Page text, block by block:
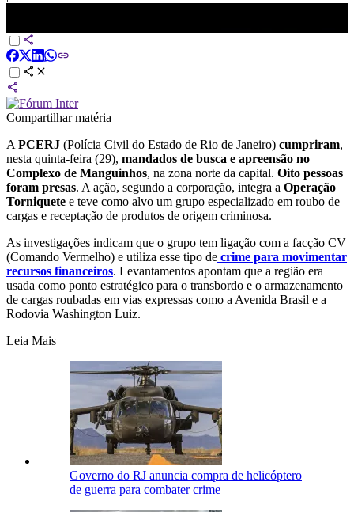
Compartilhar matéria
A PCERJ (Polícia Civil do Estado de Rio de Janeiro) cumpriram,
nesta quinta-feira (29), mandados de busca e apreensão no
Complexo de Manguinhos, na zona norte da capital. Oito pessoas
foram presas. A ação, segundo a corporação, integra a Operação
Torniquete e teve como alvo um grupo especializado em roubo de
cargas e receptação de produtos de origem criminosa.
As investigações indicam que o grupo tem ligação com a facção CV
(Comando Vermelho) e utiliza esse tipo de crime para movimentar
recursos financeiros. Levantamentos apontam que a região era
usada como ponto estratégico para o transbordo e o armazenamento
de cargas roubadas em vias expressas como a Avenida Brasil e a
Rodovia Washington Luiz.
Leia Mais
Governo do RJ anuncia compra de helicóptero
de guerra para combater crime